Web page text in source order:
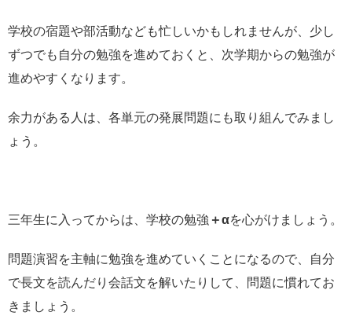
学校の宿題や部活動なども忙しいかもしれませんが、少し
ずつでも自分の勉強を進めておくと、次学期からの勉強が
進めやすくなります。
余力がある人は、各単元の発展問題にも取り組んでみまし
ょう。
三年生に入ってからは、学校の勉強 ＋αを心がけましょう。
問題演習を主軸に勉強を進めていくことになるので、自分
で長文を読んだり会話文を解いたりして、問題に慣れてお
きましょう。